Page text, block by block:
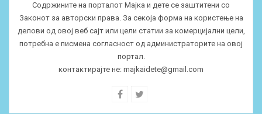
Содржините на порталот Мајка и дете се заштитени со
Законот за авторски права. За секоја форма на користење на
делови од овој веб сајт или цели статии за комерцијални цели,
потребна е писмена согласност од администраторите на овој
портал.
контактирајте не: majkaidete@gmail.com